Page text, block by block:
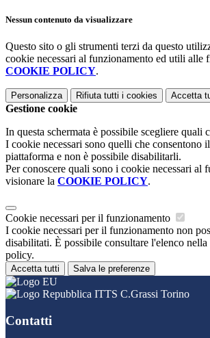
Nessun contenuto da visualizzare
Questo sito o gli strumenti terzi da questo
cookie necessari al funzionamento ed utili alle
COOKIE POLICY.
Personalizza Rifiuta tutti i cookies Accetta
Gestione cookie
In questa schermata è possibile scegliere quali
I cookie necessari sono quelli che consentono
piattaforma e non è possibile disabilitarli.
Per conoscere quali sono i cookie necessari al
visionare la COOKIE POLICY.
Cookie necessari per il funzionamento
I cookie necessari per il funzionamento non
disabilitati. È possibile consultare l'elenco
policy.
Accetta tutti Salva le preferenze
ITTS C.Grassi Torino
Contatti